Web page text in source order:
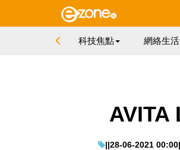
科技焦點 網絡生活
AVITA
||28-06-2021 00:00|